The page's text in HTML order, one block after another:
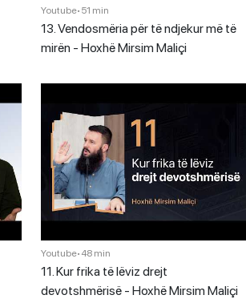
Youtube• 51 min
13. Vendosmëria për të ndjekur më të
mirën - Hoxhë Mirsim Maliçi
Youtube• 48 min
11. Kur frika të lëviz drejt
devotshmërisë - Hoxhë Mirsim Maliçi